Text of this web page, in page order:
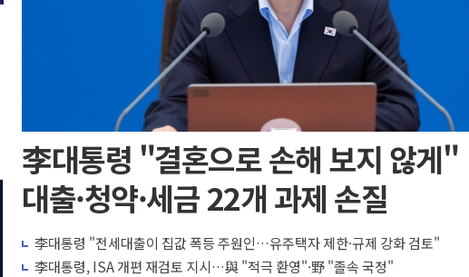
李대통령 "결혼으로 손해 보지 않게"
대출·청약·세금 22개 과제 손질
李대통령 "전세대출이 집값 폭등 주원인…유주택자 제한·규제 강화 검토"
李대통령, ISA 개편 재검토 지시…與 "적극 환영"·野 "졸속 국정"